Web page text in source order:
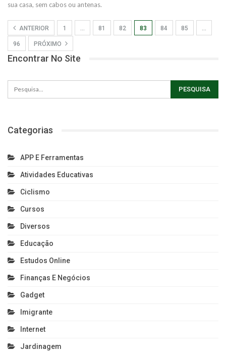
sua casa, sem cabos ou antenas.
ANTERIOR 1 … 81 82 83 84 85 …
96 PRÓXIMO
Encontrar No Site
Categorias
APP E Ferramentas
Atividades Educativas
Ciclismo
Cursos
Diversos
Educação
Estudos Online
Finanças E Negócios
Gadget
Imigrante
Internet
Jardinagem